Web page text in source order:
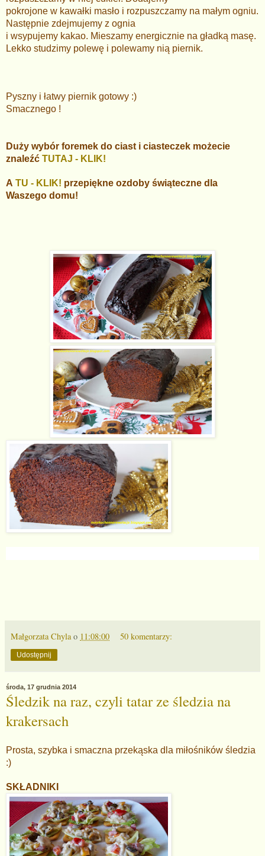
pokrojone w kawałki masło i rozpuszczamy na małym ogniu.
Następnie zdejmujemy z ognia
i wsypujemy kakao. Mieszamy energicznie na gładką masę.
Lekko studzimy polewę i polewamy nią piernik.
Pyszny i łatwy piernik gotowy :)
Smacznego !
Duży wybór foremek do ciast i ciasteczek możecie
znaleźć TUTAJ - KLIK!
A TU - KLIK! przepiękne ozdoby świąteczne dla
Waszego domu!
Małgorzata Chyla o 11:08:00 50 komentarzy:
Udostępnij
środa, 17 grudnia 2014
Śledzik na raz, czyli tatar ze śledzia na
krakersach
Prosta, szybka i smaczna przekąska dla miłośników śledzia
:)
SKŁADNIKI